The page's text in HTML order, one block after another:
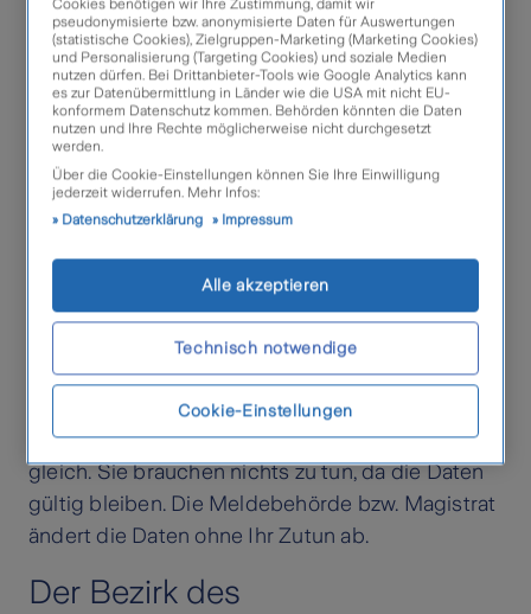
Die Behördenabkürzung im
Kennzeichen bleibt gleich
Kennzeichen von Fahrzeugen sind in Österreich
immer gleichermaßen aufgebaut: Nach dem EU-
Sternenkranz und das A (für Österreich) folgt das
Kürzel für den Zulassungsbezirk/Behörde,
daraufhin das Wappen des Bundeslandes und
zum Schluss das personalisierte
Vormerkzeichen.
Ziehen Sie innerhalb desselben Ortes um (zum
Beispiel innerhalb Wiens von Leopoldstadt nach
Simmering), bleibt demzufolge das Kürzel „W“
gleich. Sie brauchen nichts zu tun, da die Daten
gültig bleiben. Die Meldebehörde bzw. Magistrat
ändert die Daten ohne Ihr Zutun ab.
Der Bezirk des
Cookies benötigen wir Ihre Zustimmung, damit wir
pseudonymisierte bzw. anonymisierte Daten für Auswertungen
(statistische Cookies), Zielgruppen-Marketing (Marketing Cookies)
und Personalisierung (Targeting Cookies) und soziale Medien
nutzen dürfen. Bei Drittanbieter-Tools wie Google Analytics kann
es zur Datenübermittlung in Länder wie die USA mit nicht EU-
konformem Datenschutz kommen. Behörden könnten die Daten
nutzen und Ihre Rechte möglicherweise nicht durchgesetzt
werden.
Über die Cookie-Einstellungen können Sie Ihre Einwilligung
jederzeit widerrufen. Mehr Infos:
Datenschutzerklärung
Impressum
Technisch notwendige
Alle akzeptieren
Cookie-Einstellungen